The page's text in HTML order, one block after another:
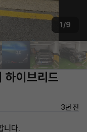
1/9
이브리드
3년 전
니다.